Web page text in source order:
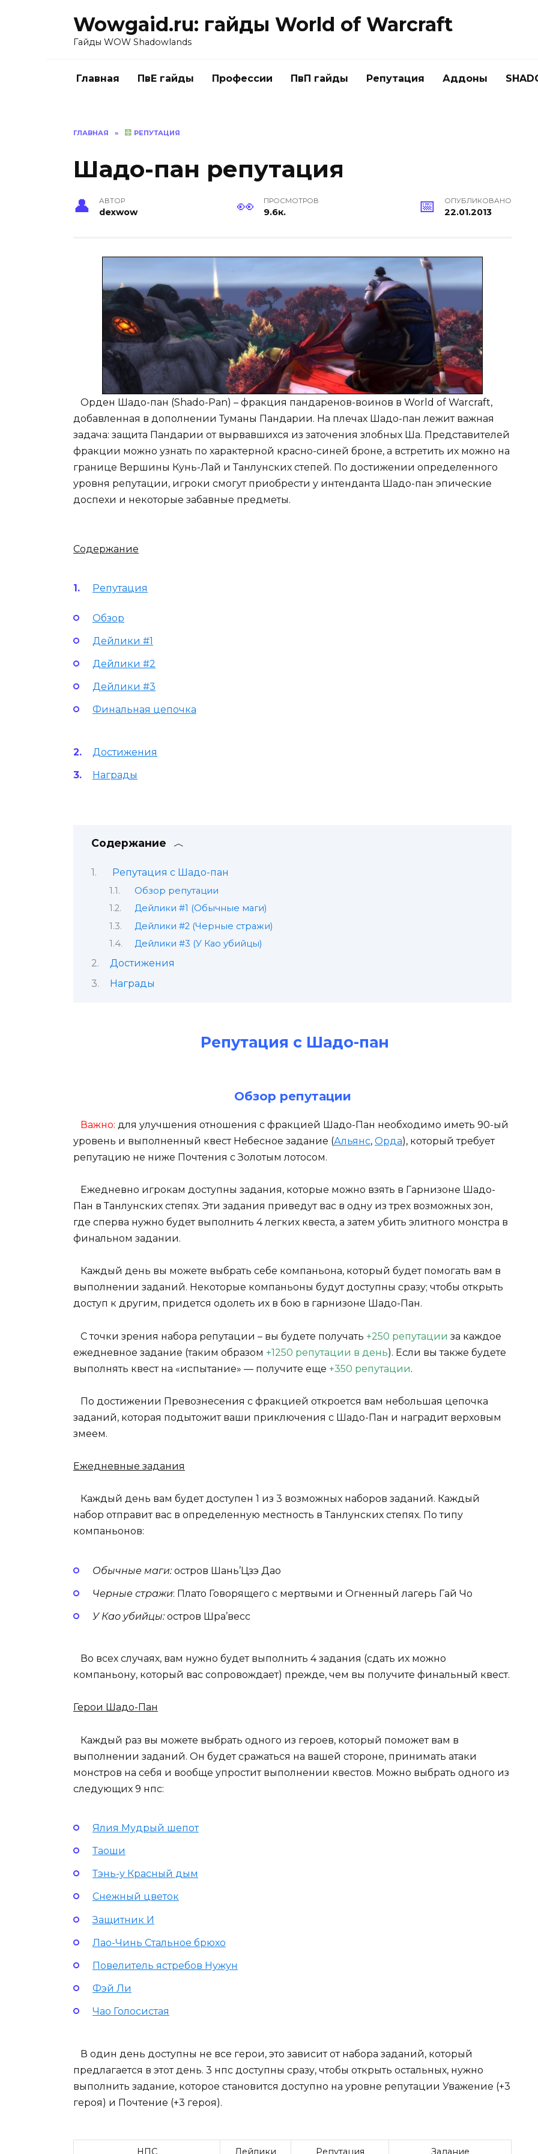
Wowgaid.ru: гайды World of Warcraft
Гайды WOW Shadowlands
Главная ПвЕ гайды Профессии ПвП гайды Репутация Аддоны
ГЛАВНАЯ » РЕПУТАЦИЯ
Шадо-пан репутация
АВТОР
dexwow
ПРОСМОТРОВ
9.6к.
ОПУБЛИКОВАНО
22.01.2013
Орден Шадо-пан (Shado-Pan) – фракция пандаренов-воинов в World of Warcraft,
добавленная в дополнении Туманы Пандарии. На плечах Шадо-пан лежит важная
задача: защита Пандарии от вырвавшихся из заточения злобных Ша. Представителей
фракции можно узнать по характерной красно-синей броне, а встретить их можно на
границе Вершины Кунь-Лай и Танлунских степей. По достижении определенного
уровня репутации, игроки смогут приобрести у интенданта Шадо-пан эпические
доспехи и некоторые забавные предметы.
Содержание
Репутация
Обзор
Дейлики #1
Дейлики #2
Дейлики #3
Финальная цепочка
Достижения
Награды
Содержание
Репутация с Шадо-пан
Обзор репутации
Дейлики #1 (Обычные маги)
Дейлики #2 (Черные стражи)
Дейлики #3 (У Као убийцы)
Достижения
Награды
Репутация с Шадо-пан
Обзор репутации
Важно: для улучшения отношения с фракцией Шадо-Пан необходимо иметь 90-ый
уровень и выполненный квест Небесное задание (Альянс, Орда), который требует
репутацию не ниже Почтения с Золотым лотосом.
Ежедневно игрокам доступны задания, которые можно взять в Гарнизоне Шадо-
Пан в Танлунских степях. Эти задания приведут вас в одну из трех возможных зон,
где сперва нужно будет выполнить 4 легких квеста, а затем убить элитного монстра в
финальном задании.
Каждый день вы можете выбрать себе компаньона, который будет помогать вам в
выполнении заданий. Некоторые компаньоны будут доступны сразу; чтобы открыть
доступ к другим, придется одолеть их в бою в гарнизоне Шадо-Пан.
С точки зрения набора репутации – вы будете получать +250 репутации за каждое
ежедневное задание (таким образом +1250 репутации в день). Если вы также будете
выполнять квест на «испытание» — получите еще +350 репутации.
По достижении Превознесения с фракцией откроется вам небольшая цепочка
заданий, которая подытожит ваши приключения с Шадо-Пан и наградит верховым
змеем.
Ежедневные задания
Каждый день вам будет доступен 1 из 3 возможных наборов заданий. Каждый
набор отправит вас в определенную местность в Танлунских степях. По типу
компаньонов:
Обычные маги:остров Шань’Цзэ Дао
Черные стражи: Плато Говорящего с мертвыми и Огненный лагерь Гай Чо
У Као убийцы:остров Шра’весс
Во всех случаях, вам нужно будет выполнить 4 задания (сдать их можно
компаньону, который вас сопровождает) прежде, чем вы получите финальный квест.
Герои Шадо-Пан
Каждый раз вы можете выбрать одного из героев, который поможет вам в
выполнении заданий. Он будет сражаться на вашей стороне, принимать атаки
монстров на себя и вообще упростит выполнении квестов. Можно выбрать одного из
следующих 9 нпс:
Ялия Мудрый шепот
Таоши
Тэнь-у Красный дым
Снежный цветок
Защитник И
Лао-Чинь Стальное брюхо
Повелитель ястребов Нужун
Фэй Ли
Чао Голосистая
В один день доступны не все герои, это зависит от набора заданий, который
предлагается в этот день. 3 нпс доступны сразу, чтобы открыть остальных, нужно
выполнить задание, которое становится доступно на уровне репутации Уважение (+3
героя) и Почтение (+3 героя).
НПС Дейлики Репутация Задание